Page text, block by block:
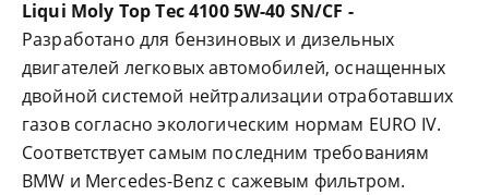
Liqui Moly Top Tec 4100 5W-40 SN/CF -
Разработано для бензиновых и дизельных
двигателей легковых автомобилей, оснащенных
двойной системой нейтрализации отработавших
газов согласно экологическим нормам EURO IV.
Соответствует самым последним требованиям
BMW и Mercedes-Benz с сажевым фильтром.